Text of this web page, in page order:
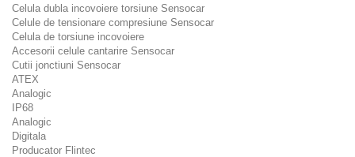
Celula dubla incovoiere torsiune Sensocar
Celule de tensionare compresiune Sensocar
Celula de torsiune incovoiere
Accesorii celule cantarire Sensocar
Cutii jonctiuni Sensocar
ATEX
Analogic
IP68
Analogic
Digitala
Producator Flintec